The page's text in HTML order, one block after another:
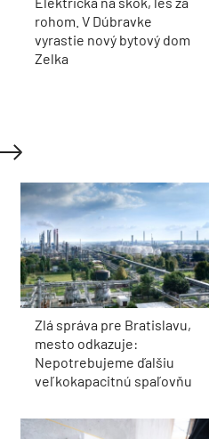
rohom. V Dúbravke
vyrastie nový bytový dom
Zelka
Zlá správa pre Bratislavu,
mesto odkazuje:
Nepotrebujeme ďalšiu
veľkokapacitnú spaľovňu